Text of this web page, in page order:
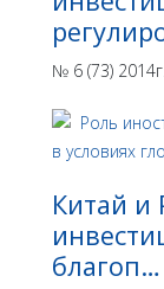
№ 6 (73)
Китай и
благоп…